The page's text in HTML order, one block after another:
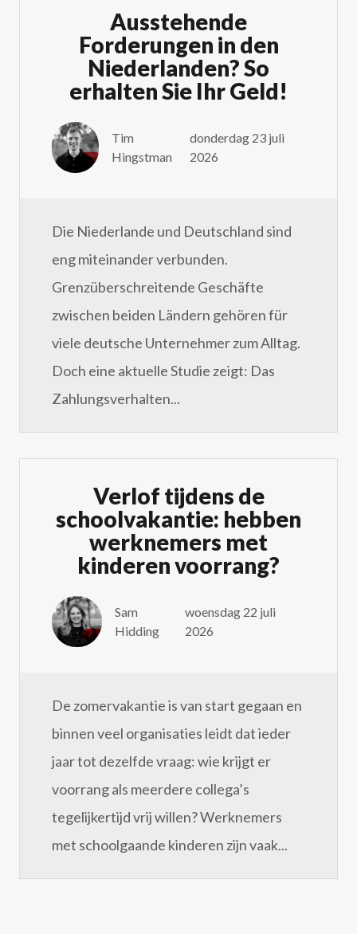
Ausstehende
Forderungen in den
Niederlanden? So
erhalten Sie Ihr Geld!
Tim
Hingstman
donderdag 23 juli
2026
Die Niederlande und Deutschland sind
eng miteinander verbunden.
Grenzüberschreitende Geschäfte
zwischen beiden Ländern gehören für
viele deutsche Unternehmer zum Alltag.
Doch eine aktuelle Studie zeigt: Das
Zahlungsverhalten...
Verlof tijdens de
schoolvakantie: hebben
werknemers met
kinderen voorrang?
Sam
Hidding
woensdag 22 juli
2026
De zomervakantie is van start gegaan en
binnen veel organisaties leidt dat ieder
jaar tot dezelfde vraag: wie krijgt er
voorrang als meerdere collega’s
tegelijkertijd vrij willen? Werknemers
met schoolgaande kinderen zijn vaak...